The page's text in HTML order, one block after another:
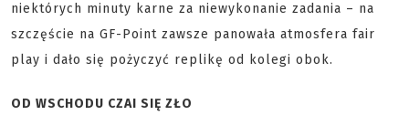
niektórych minuty karne za niewykonanie zadania – na
szczęście na GF-Point zawsze panowała atmosfera fair
play i dało się pożyczyć replikę od kolegi obok.
OD WSCHODU CZAI SIĘ ZŁO